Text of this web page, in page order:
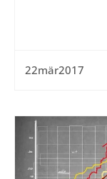
22mär2017